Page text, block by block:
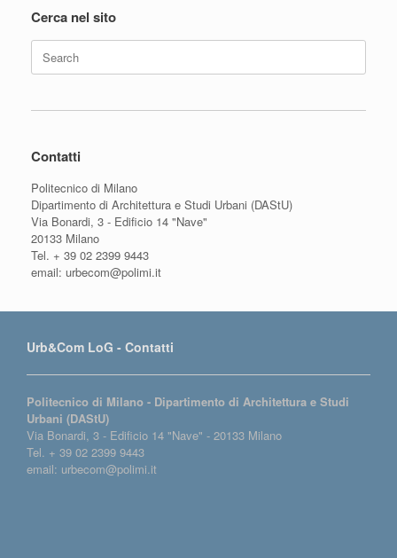
Cerca nel sito
Search
for:
Contatti
Politecnico di Milano
Dipartimento di Architettura e Studi Urbani (DAStU)
Via Bonardi, 3 - Edificio 14 "Nave"
20133 Milano
Tel. + 39 02 2399 9443
email: urbecom@polimi.it
Urb&Com LoG - Contatti
Politecnico di Milano - Dipartimento di Architettura e Studi
Urbani (DAStU)
Via Bonardi, 3 - Edificio 14 "Nave" - 20133 Milano
Tel. + 39 02 2399 9443
email: urbecom@polimi.it